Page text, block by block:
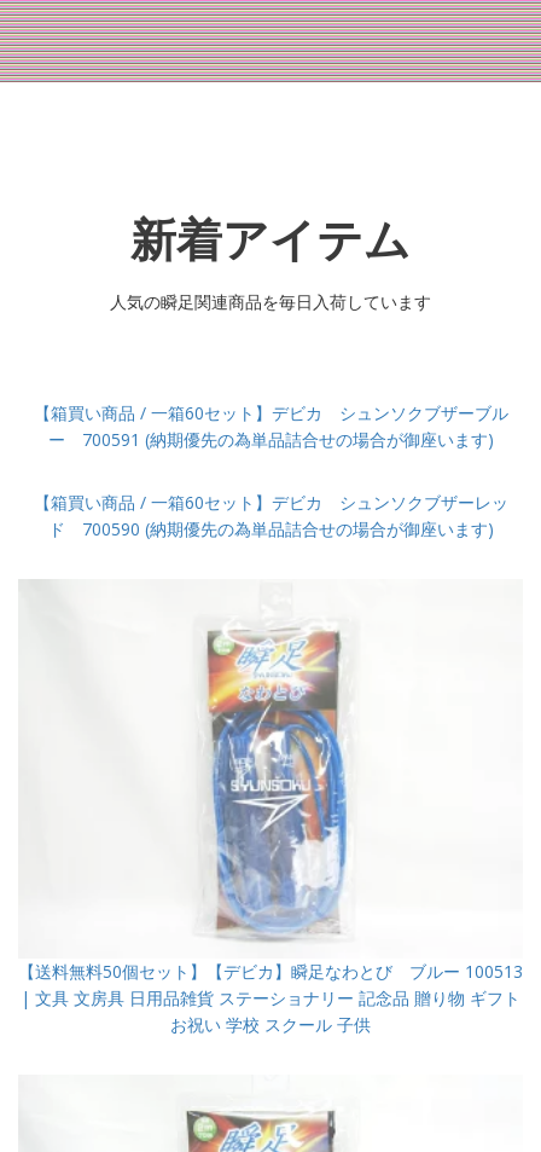
新着アイテム
人気の瞬足関連商品を毎日入荷しています
【箱買い商品 / 一箱60セット】デビカ シュンソクブザーブル
ー 700591 (納期優先の為単品詰合せの場合が御座います)
【箱買い商品 / 一箱60セット】デビカ シュンソクブザーレッ
ド 700590 (納期優先の為単品詰合せの場合が御座います)
【送料無料50個セット】【デビカ】瞬足なわとび ブルー 100513
| 文具 文房具 日用品雑貨 ステーショナリー 記念品 贈り物 ギフト
お祝い 学校 スクール 子供